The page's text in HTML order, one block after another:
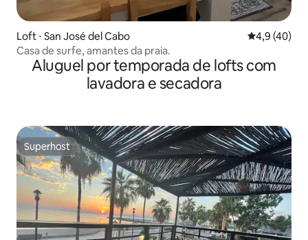
Loft ⋅ San José del Cabo 4,9 de uma
4,9 (40)
Casa de surfe, amantes da praia.
Aluguel por temporada de lofts com
lavadora e secadora
Superhost
Superhost